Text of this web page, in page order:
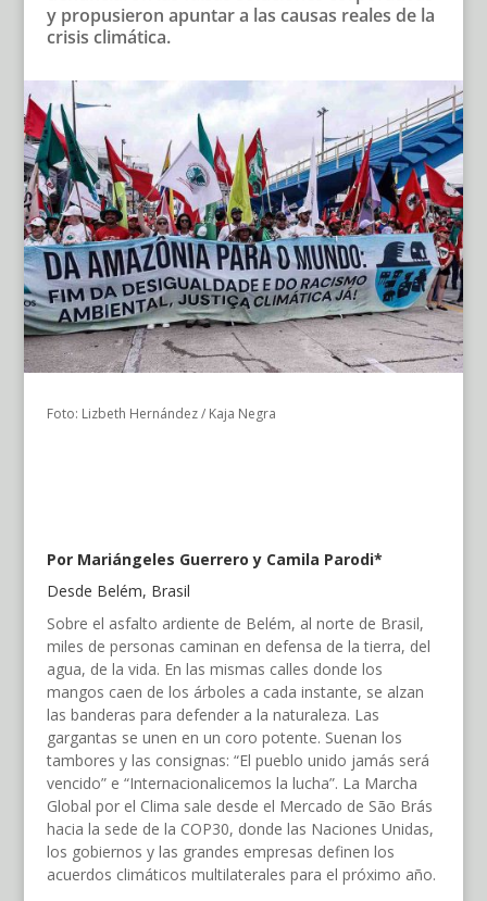
y propusieron apuntar a las causas reales de la
crisis climática.
Foto: Lizbeth Hernández / Kaja Negra
Por Mariángeles Guerrero y Camila Parodi*
Desde Belém, Brasil
Sobre el asfalto ardiente de Belém, al norte de Brasil,
miles de personas caminan en defensa de la tierra, del
agua, de la vida. En las mismas calles donde los
mangos caen de los árboles a cada instante, se alzan
las banderas para defender a la naturaleza. Las
gargantas se unen en un coro potente. Suenan los
tambores y las consignas: “El pueblo unido jamás será
vencido” e “Internacionalicemos la lucha”. La Marcha
Global por el Clima sale desde el Mercado de São Brás
hacia la sede de la COP30, donde las Naciones Unidas,
los gobiernos y las grandes empresas definen los
acuerdos climáticos multilaterales para el próximo año.